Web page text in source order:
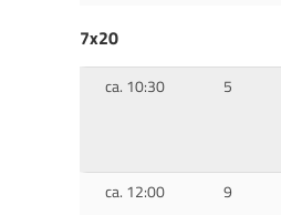
7x20
ca. 10:30 5
ca. 12:00 9